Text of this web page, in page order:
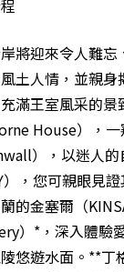
將迎來令人難
土人情，並親身
滿王室風采的景
House），
），以迷人
），您可親眼見
的金塞爾（
）*，深入體驗
悠遊水面。**丁